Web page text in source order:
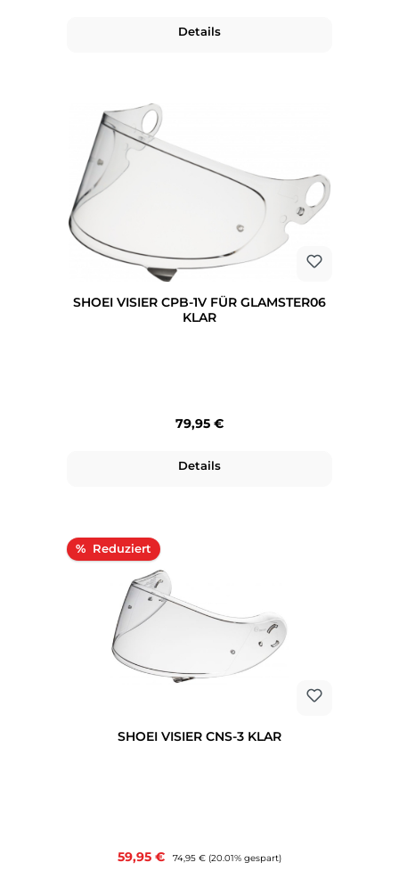
Details
SHOEI VISIER CPB-1V FÜR GLAMSTER06
KLAR
Regulärer Preis:
79,95 €
Details
% Rabatt
SHOEI VISIER CNS-3 KLAR
Verkaufspreis:
59,95 € Regulärer Preis:
74,95 € (20.01% gespart)